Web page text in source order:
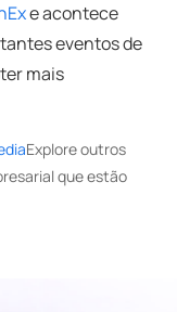
e acontece
eventos de
mais
Explore outros
que estão